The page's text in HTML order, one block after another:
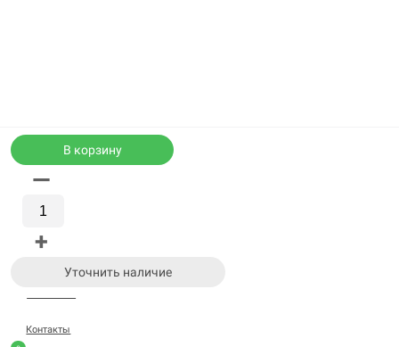
Каталог
Контакты
В корзину
—
+
Уточнить наличие